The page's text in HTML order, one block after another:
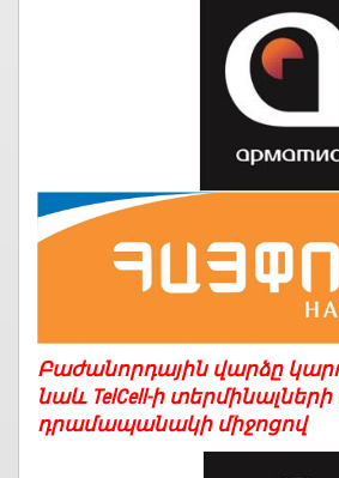
Բաժանորդային վարձը
նաև TelCell-ի
դրամապանակի միջոցով